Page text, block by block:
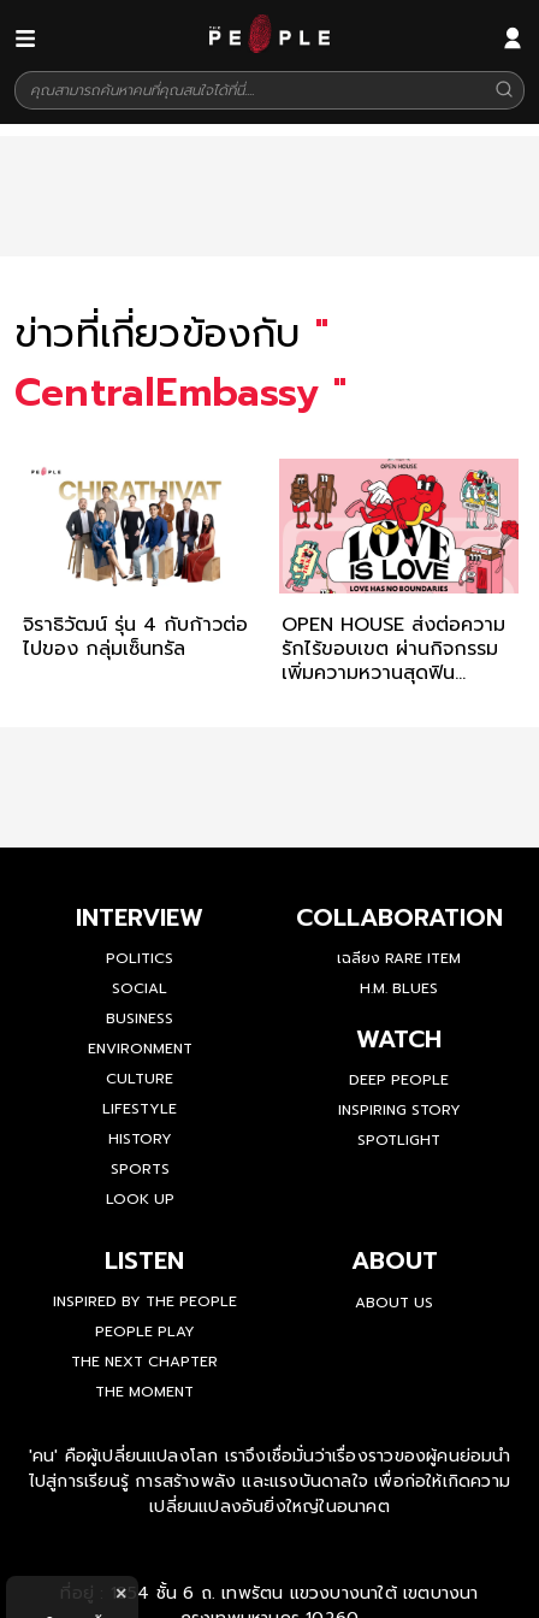
ข่าวที่เกี่ยวข้องกับ "
CentralEmbassy "
จิราธิวัฒน์ รุ่น 4 กับก้าวต่อ
ไปของ กลุ่มเซ็นทรัล
OPEN HOUSE ส่งต่อความ
รักไร้ขอบเขต ผ่านกิจกรรม
เพิ่มความหวานสุดฟิน
INTERVIEW
POLITICS
SOCIAL
BUSINESS
ENVIRONMENT
CULTURE
LIFESTYLE
HISTORY
SPORTS
LOOK UP
COLLABORATION
เฉลียง RARE ITEM
H.M. BLUES
WATCH
DEEP PEOPLE
INSPIRING STORY
SPOTLIGHT
LISTEN
INSPIRED BY THE PEOPLE
PEOPLE PLAY
THE NEXT CHAPTER
THE MOMENT
ABOUT
ABOUT US
'คน' คือผู้เปลี่ยนแปลงโลก เราจึงเชื่อมั่นว่าเรื่องราวของผู้คนย่อมนำ
ไปสู่การเรียนรู้ การสร้างพลัง และแรงบันดาลใจ เพื่อก่อให้เกิดความ
เปลี่ยนแปลงอันยิ่งใหญ่ในอนาคต
ที่อยู่ : 1854 ชั้น 6 ถ. เทพรัตน แขวงบางนาใต้ เขตบางนา
×